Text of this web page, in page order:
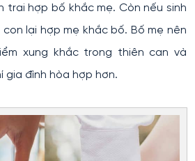
trai hợp bố khắc mẹ. Còn nếu sinh
lại hợp mẹ khắc bố. Bố mẹ nên
xung khắc trong thiên can và
gia đình hòa hợp hơn.